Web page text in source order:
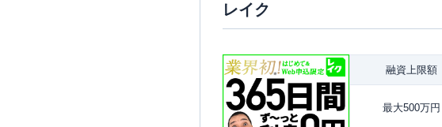
レイク
融資上限額
最大500万円